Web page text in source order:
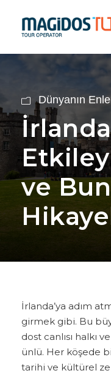
Dünyanın
ve
İrlanda’ya adım
girmek gibi. Bu
dost canlısı halkı
ünlü. Her köşede
tarihi ve kültürel